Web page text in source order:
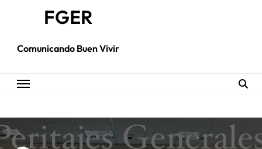
FGER
Comunicando Buen Vivir